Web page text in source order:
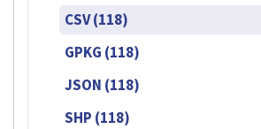
CSV (118)
GPKG (118)
JSON (118)
SHP (118)